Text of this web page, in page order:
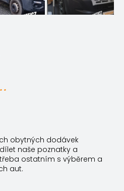
obytných dodávek
naše poznatky a
ostatním s výběrem a
aut.